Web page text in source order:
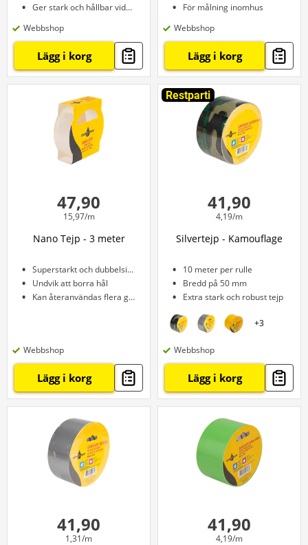
Ger stark och hållbar vidhäftning
Webbshop
Lägg i korg
För målning inomhus
Webbshop
Lägg i korg
47,90
15,97/m
Nano Tejp - 3 meter
Superstarkt och dubbelsidigt självhäftande
Undvik att borra hål
Kan återanvändas flera gånger
Webbshop
Lägg i korg
Restparti
41,90
4,19/m
Silvertejp - Kamouflage
10 meter per rulle
Bredd på 50 mm
Extra stark och robust tejp
+3
Webbshop
Lägg i korg
41,90
1,31/m
41,90
4,19/m